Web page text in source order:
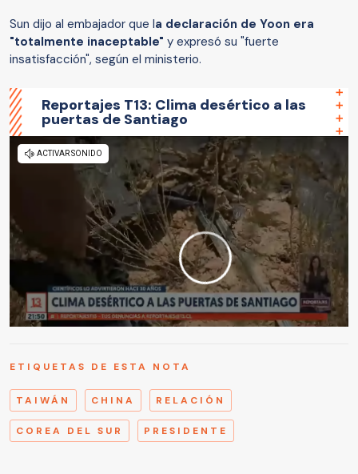
Sun dijo al embajador que la declaración de Yoon era
"totalmente inaceptable" y expresó su "fuerte
insatisfacción", según el ministerio.
Reportajes T13: Clima desértico a las
puertas de Santiago
ETIQUETAS DE ESTA NOTA
TAIWÁN CHINA RELACIÓN
COREA DEL SUR PRESIDENTE